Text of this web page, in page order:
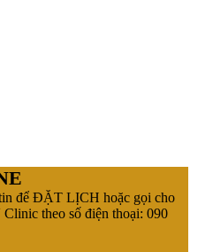
để ĐẶT LỊCH hoặc gọi cho
theo số điện thoại: 090